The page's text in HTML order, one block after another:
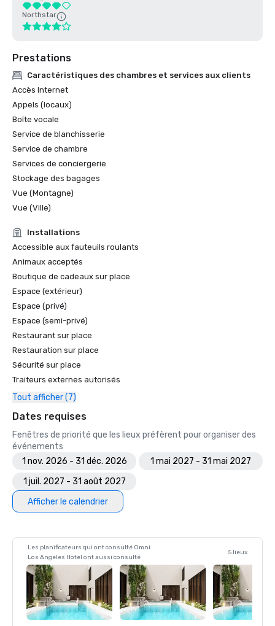
Northstar
Prestations
Caractéristiques des chambres et services aux clients
Accès Internet
Appels (locaux)
Boîte vocale
Service de blanchisserie
Service de chambre
Services de conciergerie
Stockage des bagages
Vue (Montagne)
Vue (Ville)
Installations
Accessible aux fauteuils roulants
Animaux acceptés
Boutique de cadeaux sur place
Espace (extérieur)
Espace (privé)
Espace (semi-privé)
Restaurant sur place
Restauration sur place
Sécurité sur place
Traiteurs externes autorisés
Tout afficher (7)
Dates requises
Fenêtres de priorité que les lieux préfèrent pour organiser des
événements
1 nov. 2026 - 31 déc. 2026
1 mai 2027 - 31 mai 2027
1 juil. 2027 - 31 août 2027
Afficher le calendrier
Les planificateurs qui ont consulté Omni
Los Angeles Hotel ont aussi consulté
5 lieux